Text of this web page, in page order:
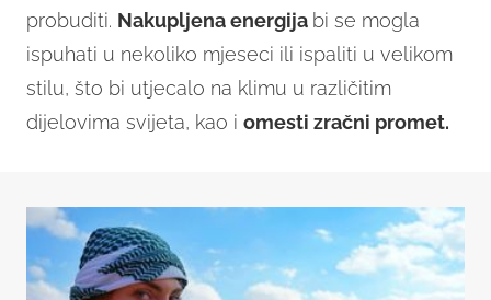
probuditi. Nakupljena energija bi se mogla
ispuhati u nekoliko mjeseci ili ispaliti u velikom
stilu, što bi utjecalo na klimu u različitim
dijelovima svijeta, kao i omesti zračni promet.